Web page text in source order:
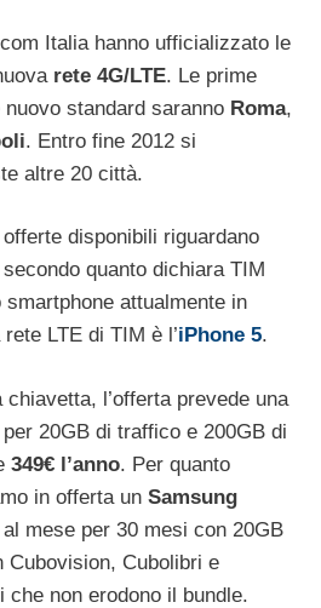
Italia hanno ufficializzato le
rete 4G/LTE. Le prime
standard saranno Roma,
. Entro fine 2012 si
altre 20 città.
disponibili riguardano
quanto dichiara TIM
smartphone attualmente in
LTE di TIM è l’iPhone 5.
l’offerta prevede una
per 20GB di traffico e 200GB di
349€ l’anno. Per quanto
in offerta un Samsung
mese per 30 mesi con 20GB
Cubolibri e
che non erodono il bundle.